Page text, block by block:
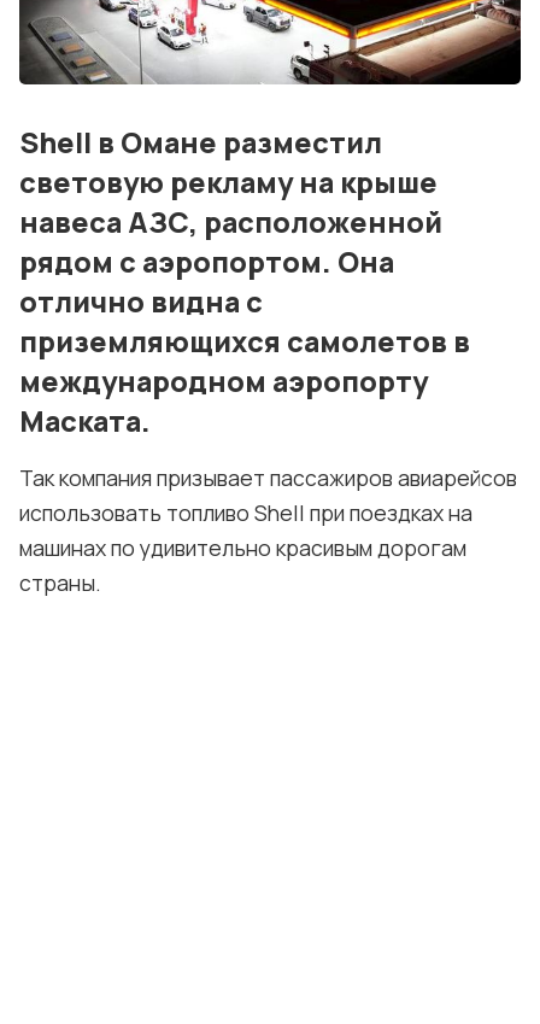
События
Контакты
Мнения
Видео
Условия использования материалов
Политика конфиденциальности и cookie
Shell в Омане разместил
световую рекламу на крыше
навеса АЗС, расположенной
рядом с аэропортом. Она
отлично видна с
приземляющихся самолетов в
международном аэропорту
Маската.
Так компания призывает пассажиров авиарейсов
использовать топливо Shell при поездках на
машинах по удивительно красивым дорогам
страны.